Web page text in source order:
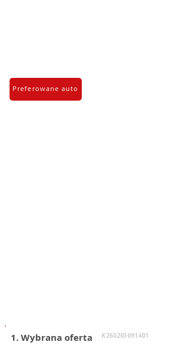
Preferowane auto
1. Wybrana oferta K260203091401